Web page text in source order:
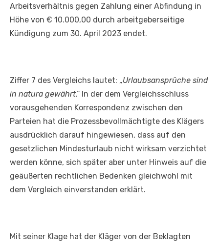
Arbeitsverhältnis gegen Zahlung einer Abfindung in
Höhe von € 10.000,00 durch arbeitgeberseitige
Kündigung zum 30. April 2023 endet.
Ziffer 7 des Vergleichs lautet: „Urlaubsansprüche sind
in natura gewährt.“ In der dem Vergleichsschluss
vorausgehenden Korrespondenz zwischen den
Parteien hat die Prozessbevollmächtigte des Klägers
ausdrücklich darauf hingewiesen, dass auf den
gesetzlichen Mindesturlaub nicht wirksam verzichtet
werden könne, sich später aber unter Hinweis auf die
geäußerten rechtlichen Bedenken gleichwohl mit
dem Vergleich einverstanden erklärt.
Mit seiner Klage hat der Kläger von der Beklagten